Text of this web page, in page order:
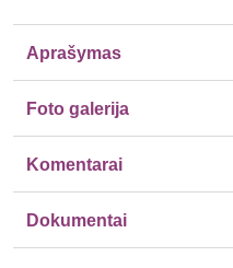
Aprašymas
Foto galerija
Komentarai
Dokumentai